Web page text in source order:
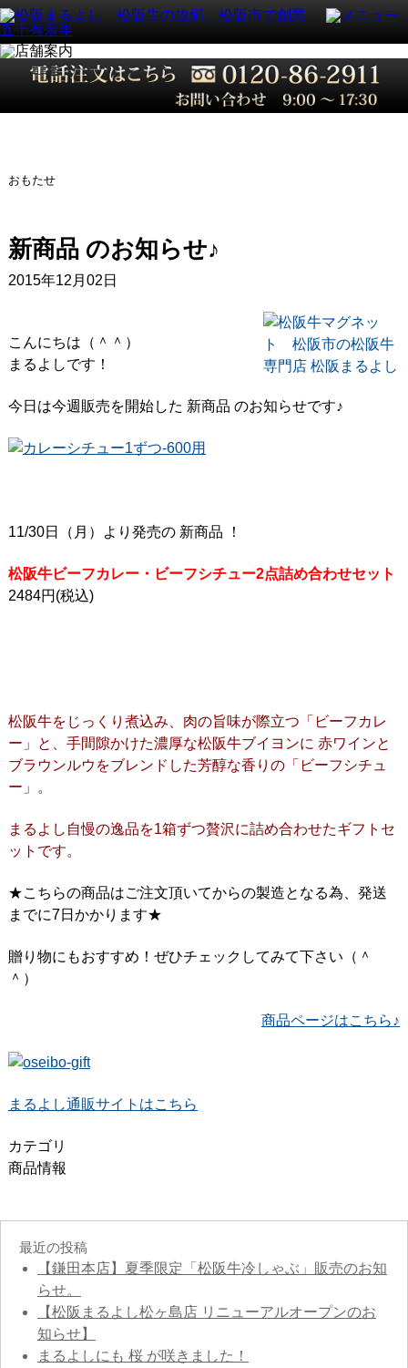
おもたせ
新商品 のお知らせ♪
2015年12月02日
こんにちは（＾＾）
まるよしです！
今日は今週販売を開始した 新商品 のお知らせです♪
11/30日（月）より発売の 新商品 ！
松阪牛ビーフカレー・ビーフシチュー2点詰め合わせセット
2484円(税込)
松阪牛をじっくり煮込み、肉の旨味が際立つ「ビーフカレ
ー」と、手間隙かけた濃厚な松阪牛ブイヨンに 赤ワインと
ブラウンルウをブレンドした芳醇な香りの「ビーフシチュ
ー」。
まるよし自慢の逸品を1箱ずつ贅沢に詰め合わせたギフトセ
ットです。
★こちらの商品はご注文頂いてからの製造となる為、発送
までに7日かかります★
贈り物にもおすすめ！ぜひチェックしてみて下さい（＾
＾）
商品ページはこちら♪
まるよし通販サイトはこちら
カテゴリ
商品情報
最近の投稿
【鎌田本店】夏季限定「松阪牛冷しゃぶ」販売のお知
らせ。
【松阪まるよし松ヶ島店 リニューアルオープンのお
知らせ】
まるよしにも 桜 が咲きました！